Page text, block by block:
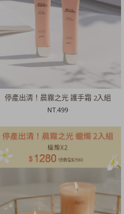
停產出清！晨霧之光 護手霜 2入組
NT.499